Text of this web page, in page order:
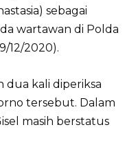
sebagai
wartawan di Polda
12/2020).
dua kali diperiksa
tersebut. Dalam
masih berstatus